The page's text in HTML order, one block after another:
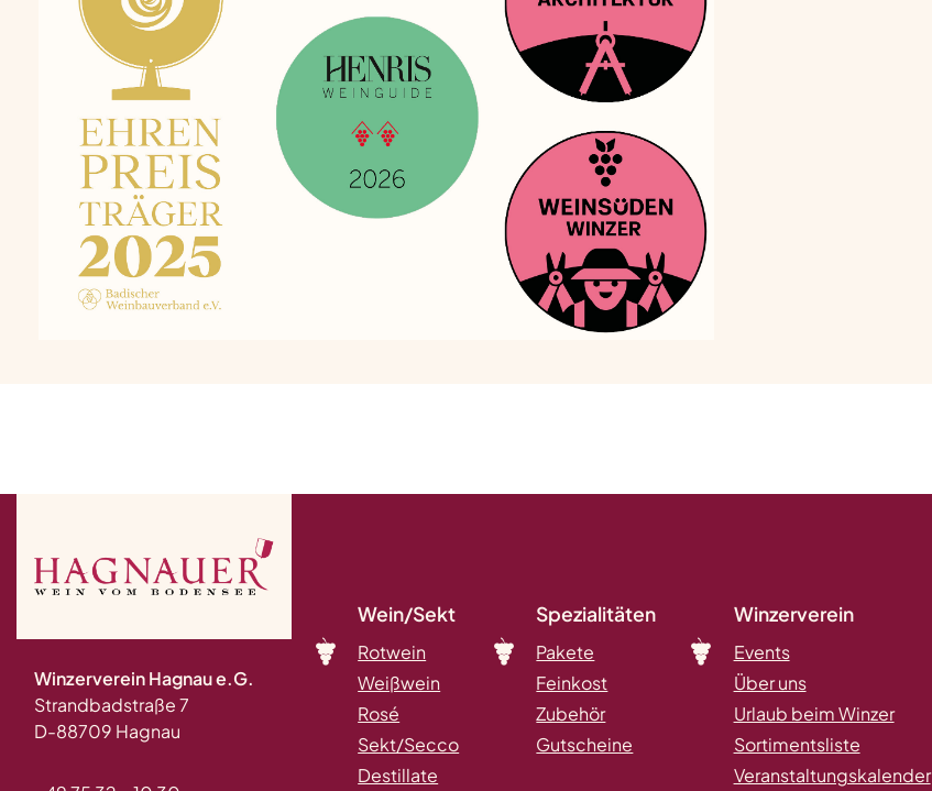
Winzerverein Hagnau e.G.
Strandbadstraße 7
D-88709 Hagnau
Wein/Sekt
Rotwein
Weißwein
Rosé
Sekt/Secco
Destillate
Spezialitäten
Pakete
Feinkost
Zubehör
Gutscheine
Winzerverein
Events
Über uns
Urlaub beim Winzer
Sortimentsliste
Veranstaltungskalender